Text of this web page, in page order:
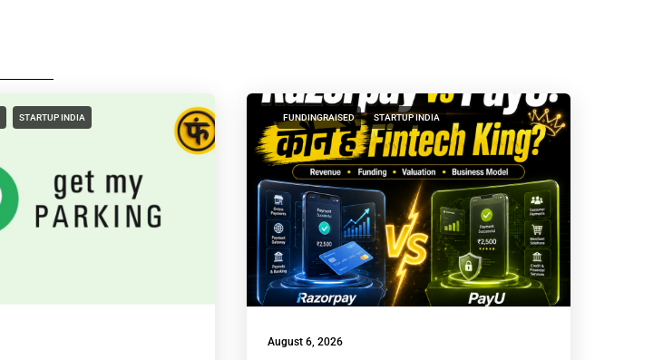
STARTUP INDIA FUNDINGRAISED STARTUP INDIA
August 6, 2026